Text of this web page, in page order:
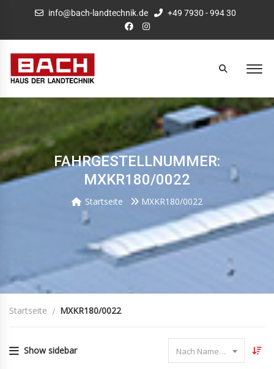
info@bach-landtechnik.de +49 7930 - 994 30
FAHRGESTELLNUMMER:
MXKR180/0022
Startseite MXKR180/0022
Startseite MXKR180/0022
Show sidebar Nach Name sortieren